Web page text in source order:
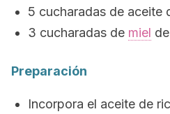
5 cucharadas de aceite
3 cucharadas de miel
Preparación
Incorpora el aceite de